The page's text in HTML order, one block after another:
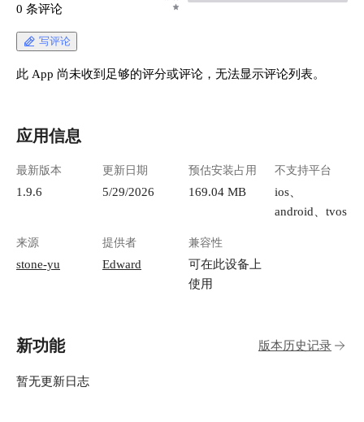
0 条评论
写评论
此 App 尚未收到足够的评分或评论，无法显示评论列表。
应用信息
最新版本
1.9.6
更新日期
5/29/2026
预估安装占用
169.04 MB
不支持平台
ios、
android、tvos
来源
stone-yu
提供者
Edward
兼容性
可在此设备上
使用
新功能 版本历史记录
暂无更新日志